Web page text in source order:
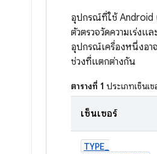
อุปกรณ์ที่ใช้ Android
ตัวตรวจวัดความเร่ง
อุปกรณ์เครื่องหนึ่งอา
ช่วงที่แตกต่างกัน
ตารางที่ 1 ประเภทเซ็น
เซ็นเซอร์
TYPE_